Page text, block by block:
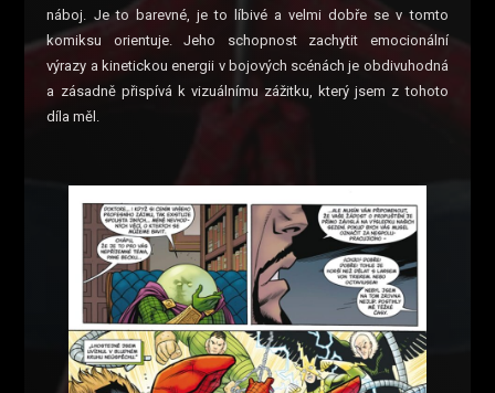
náboj. Je to barevné, je to líbivé a velmi dobře se v tomto
komiksu orientuje. Jeho schopnost zachytit emocionální
výrazy a kinetickou energii v bojových scénách je obdivuhodná
a zásadně přispívá k vizuálnímu zážitku, který jsem z tohoto
díla měl.